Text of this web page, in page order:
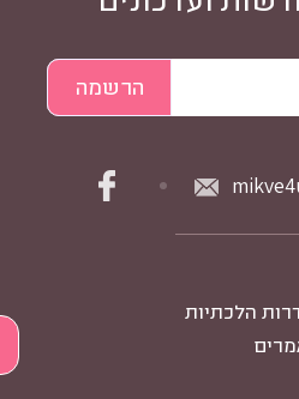
הלכתיות